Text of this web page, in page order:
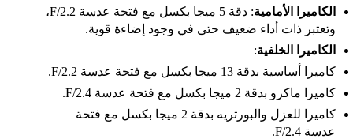
الكاميرا الأمامية
: دقة 5 ميجا بكسل مع فتحة عدسة F/2.2،
وتعتبر ذات أداء ضعيف حتى في وجود إضاءة قوية.
الكاميرا الخلفية:
كاميرا أساسية بدقة 13 ميجا بكسل مع فتحة عدسة F/2.2.
كاميرا ماكرو بدقة 2 ميجا بكسل مع فتحة عدسة F/2.4.
كاميرا للعزل والبورتريه بدقة 2 ميجا بكسل مع فتحة
عدسة F/2.4.